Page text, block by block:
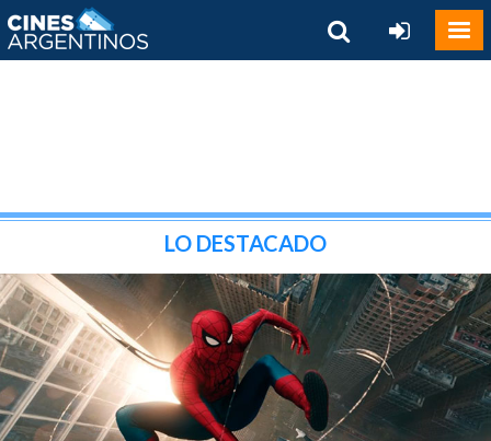
LO DESTACADO